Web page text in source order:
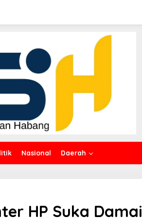
Nasional Daerah
HP Suka Damai